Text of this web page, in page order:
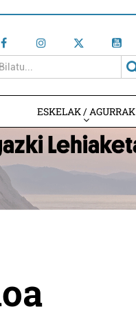
ESKELAK / AGURRAK